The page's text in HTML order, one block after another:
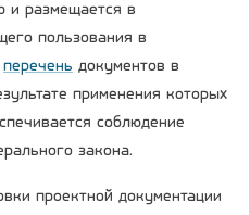
и размещается в
пользования в
перечень документов в
применения которых
соблюдение
закона.
проектной документации